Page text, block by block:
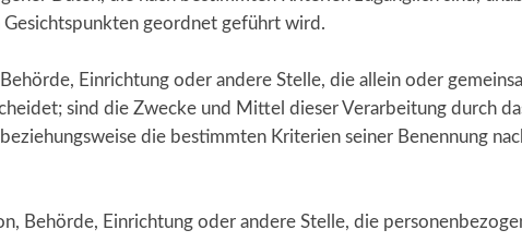
geordnet geführt wird.
Einrichtung oder andere Stelle, die allein oder
sind die Zwecke und Mittel dieser Verarbeitung durch
die bestimmten Kriterien seiner Benennung
Behörde, Einrichtung oder andere Stelle, die